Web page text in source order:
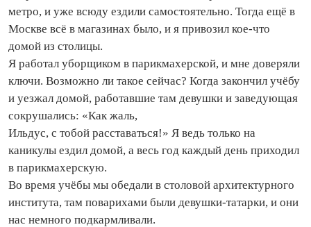
метро, и уже всюду ездили самостоятельно. Тогда ещё в
Москве всё в магазинах было, и я привозил кое‑что
домой из столицы.
Я работал уборщиком в парикмахерской, и мне доверяли
ключи. Возможно ли такое сейчас? Когда закончил учёбу
и уезжал домой, работавшие там девушки и заведующая
сокрушались: «Как жаль,
Ильдус, с тобой расставаться!» Я ведь только на
каникулы ездил домой, а весь год каждый день приходил
в парикмахерскую.
Во время учёбы мы обедали в столовой архитектурного
института, там поварихами были девушки‑татарки, и они
нас немного подкармливали.